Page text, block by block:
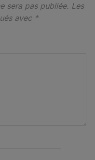
sera pas publiée. Les
avec *